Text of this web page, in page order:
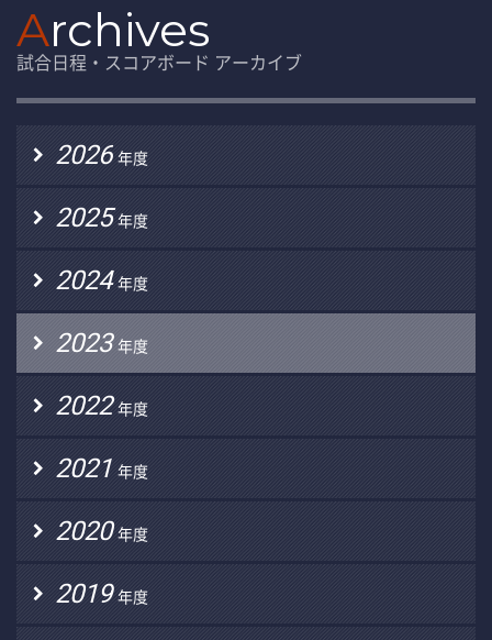
Archives
試合日程・スコアボード アーカイブ
2026 年度
2025 年度
2024 年度
2023 年度
2022 年度
2021 年度
2020 年度
2019 年度